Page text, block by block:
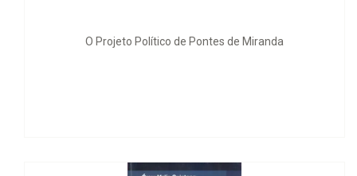
Projeto Político de Pontes de Miranda Sequestro